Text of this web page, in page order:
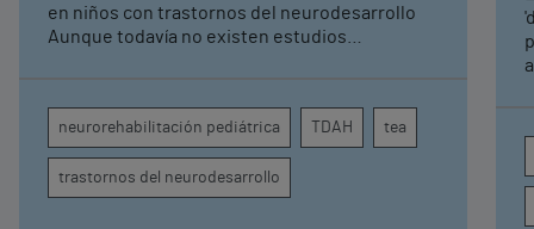
pediátrica de Vithas
en niños con trastornos del neurodesarrollo
Aunque todavía no existen estudios
atención, la regulación emocional y la
conducta
neurorehabilitación pediátrica TDAH tea
trastornos del neurodesarrollo